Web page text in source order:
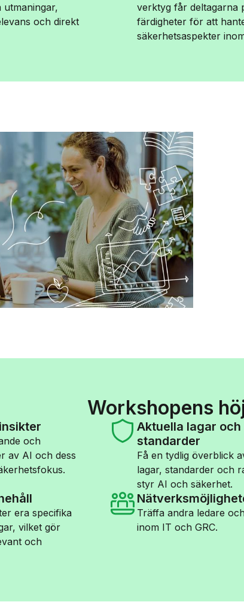
och direkt
verktyg får deltagarna
färdigheter för att
säkerhetsaspekter
Workshopens
och
av AI och dess
Aktuella lagar och
standarder
Få en tydlig överblick
lagar, standarder och
styr AI och säkerhet.
era specifika
vilket gör
och
Träffa andra ledare
inom IT och GRC.